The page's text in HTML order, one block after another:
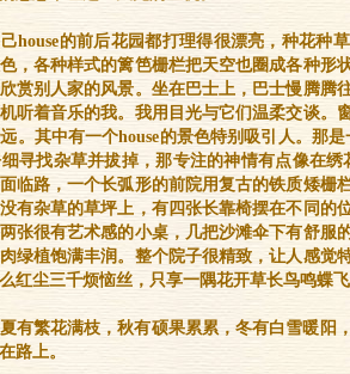
house的前后花园都打理得很漂亮，种花种
，各种样式的篱笆栅栏把天空也圈成各种形
赏别人家的风景。坐在巴士上，巴士慢腾腾
听着音乐的我。我用目光与它们温柔交谈。
。其中有一个house的景色特别吸引人。那
寻找杂草并拔掉，那专注的神情有点像在绣
临路，一个长弧形的前院用复古的铁质矮栅
有杂草的草坪上，有四张长靠椅摆在不同的
张很有艺术感的小桌，几把沙滩伞下有舒服
绿植饱满丰润。整个院子很精致，让人感觉
红尘三千烦恼丝，只享一隅花开草长鸟鸣蝶飞
有繁花满枝，秋有硕果累累，冬有白雪暖阳
路上。